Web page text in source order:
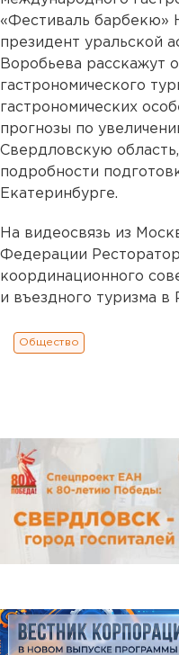
«Фестиваль барбекю»
президент уральской
Воробьева расскажут
гастрономического
гастрономических
прогнозы по
Свердловскую
подробности
Екатеринбурге.
На видеосвязь из
Федерации
координационного
и въездного туризма в
Общество